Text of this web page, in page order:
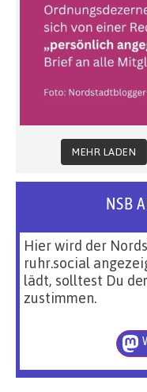
MEHR LADEN
NSB
Hier wird der
ruhr.social
lädt, solltest Du
zustimmen.